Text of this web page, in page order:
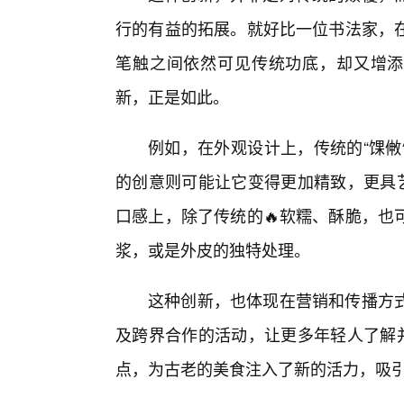
行的有益的拓展。就好比一位书法家
笔触之间依然可见传统功底，却又增
新，正是如此。
例如，在外观设计上，传统的“馃
的创意则可能让它变得更加精致，更
口感上，除了传统的🔥软糯、酥脆，
浆，或是外皮的独特处理。
这种创新，也体现在营销和传播方
及跨界合作的活动，让更多年轻人了
点，为古老的美食注入了新的活力，吸